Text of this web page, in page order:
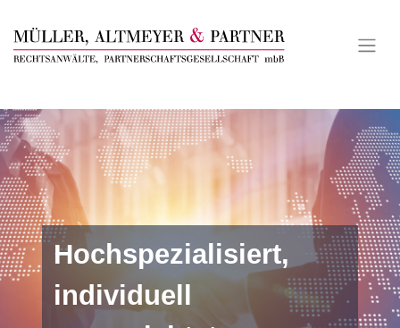
content
Hochspezialisiert,
individuell